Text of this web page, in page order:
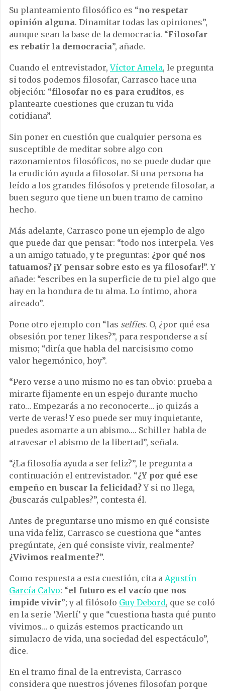
Su planteamiento filosófico es “no respetar
opinión alguna. Dinamitar todas las opiniones”,
aunque sean la base de la democracia. “Filosofar
es rebatir la democracia”, añade.
Cuando el entrevistador,Víctor Amela, le pregunta
si todos podemos filosofar, Carrasco hace una
objeción: “filosofar no es para eruditos, es
plantearte cuestiones que cruzan tu vida
cotidiana”.
Sin poner en cuestión que cualquier persona es
susceptible de meditar sobre algo con
razonamientos filosóficos, no se puede dudar que
la erudición ayuda a filosofar. Si una persona ha
leído a los grandes filósofos y pretende filosofar, a
buen seguro que tiene un buen tramo de camino
hecho.
Más adelante, Carrasco pone un ejemplo de algo
que puede dar que pensar: “todo nos interpela. Ves
a un amigo tatuado, y te preguntas: ¿por qué nos
tatuamos? ¡Y pensar sobre esto es ya filosofar!”. Y
añade: “escribes en la superficie de tu piel algo que
hay en la hondura de tu alma. Lo íntimo, ahora
aireado”.
Pone otro ejemplo con “las selfies. O, ¿por qué esa
obsesión por tener likes?”, para responderse a sí
mismo; “diría que habla del narcisismo como
valor hegemónico, hoy”.
“Pero verse a uno mismo no es tan obvio: prueba a
mirarte fijamente en un espejo durante mucho
rato… Empezarás a no reconocerte… ¡o quizás a
verte de veras! Y eso puede ser muy inquietante,
puedes asomarte a un abismo…. Schiller habla de
atravesar el abismo de la libertad”, señala.
“¿La filosofía ayuda a ser feliz?”, le pregunta a
continuación el entrevistador. “¿Y por qué ese
empeño en buscar la felicidad?Y si no llega,
¿buscarás culpables?”, contesta él.
Antes de preguntarse uno mismo en qué consiste
una vida feliz, Carrasco se cuestiona que “antes
pregúntate, ¿en qué consiste vivir, realmente?
¿Vivimos realmente?”.
Como respuesta a esta cuestión, cita a Agustín
García Calvo: “el futuro es el vacío que nos
impide vivir”; y al filósofo Guy Debord, que se coló
en la serie ‘Merlí’ y que “cuestiona hasta qué punto
vivimos… o quizás estemos practicando un
simulacro de vida, una sociedad del espectáculo”,
dice.
En el tramo final de la entrevista, Carrasco
considera que nuestros jóvenes filosofan porque